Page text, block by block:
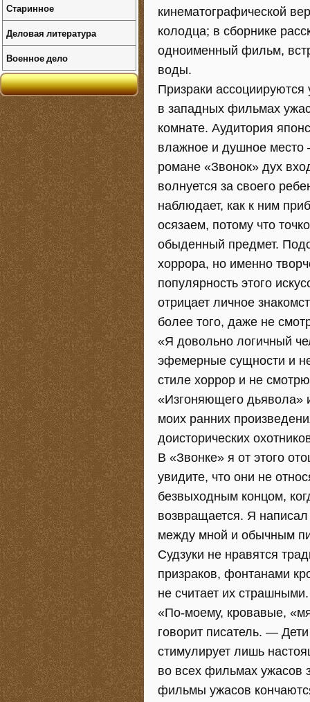
кинематографической
колодца; в сборнике
одноименный фильм,
воды.
Призраки
в западных фильмах
комнате. Аудитория
влажное и душное место
романе «Звонок» дух
волнуется за своего
наблюдает, как к ним
осязаем, потому что
обыденный предмет.
хоррора, но именно
популярность этого
отрицает личное
более того, даже не
«Я довольно логичный
эфемерные сущности и
стиле хоррор и не
«Изгоняющего
моих ранних
доисторических
В «Звонке» я от этого
увидите, что они не
безвыходным концом,
возвращается. Я
между мной и обычным
Судзуки не нравятся
призраков, фонтанами
не считает их страшными.
«По-моему, кровавые,
говорит писатель. —
стимулирует лишь
во всех фильмах ужасов
фильмы ужасов
Старинное
Деловая литература
Военное дело